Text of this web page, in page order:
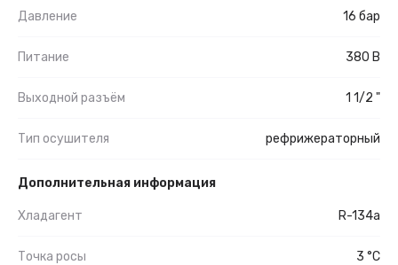
Давление 16 бар
Питание 380 В
Выходной разъём 1 1/2 "
Тип осушителя рефрижераторный
Дополнительная информация
Хладагент R-134a
Точка росы 3 °C